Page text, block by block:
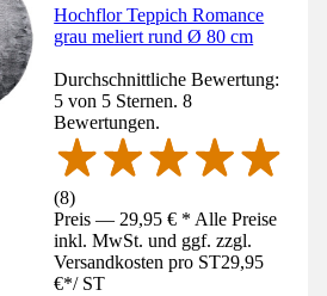
Hochflor Teppich Romance
grau meliert rund Ø 80 cm
Durchschnittliche Bewertung:
5 von 5 Sternen. 8
Bewertungen.
(8)
Preis — 29,95 € * Alle Preise
inkl. MwSt. und ggf. zzgl.
Versandkosten pro ST29,95
€*/ ST